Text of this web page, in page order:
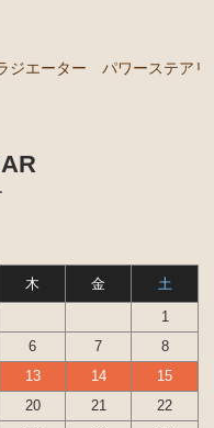
エーター パワーステアリ
木 金
土
1
6 7
8
13 14
15
20 21
22